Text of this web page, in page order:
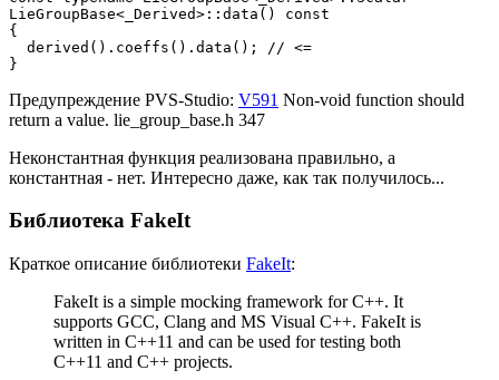
LieGroupBase<_Derived>::data() const
{
  derived().coeffs().data(); // <=
}
Предупреждение PVS-Studio: V591 Non-void function should
return a value. lie_group_base.h 347
Неконстантная функция реализована правильно, а
константная - нет. Интересно даже, как так получилось...
Библиотека FakeIt
Краткое описание библиотеки FakeIt:
FakeIt is a simple mocking framework for C++. It
supports GCC, Clang and MS Visual C++. FakeIt is
written in C++11 and can be used for testing both
C++11 and C++ projects.